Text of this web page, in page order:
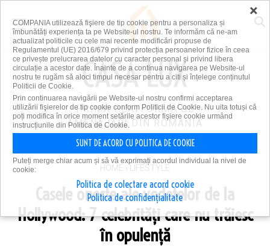
PRIMA PLATFORMĂ DE
AMENAJĂRI DIN ROMÂNIA
HOME LIFESTYLE
Casele oneste ale vedetelor de la
Hollywood: 7 celebrități care nu trăiesc
în opulență
×
COMPANIA utilizează fişiere de tip cookie pentru a personaliza și
îmbunătăți experiența ta pe Website-ul nostru. Te informăm că ne-am
actualizat politicile cu cele mai recente modificări propuse de
Regulamentul (UE) 2016/679 privind protecția persoanelor fizice în ceea
ce privește prelucrarea datelor cu caracter personal și privind libera
circulație a acestor date. Înainte de a continua navigarea pe Website-ul
nostru te rugăm să aloci timpul necesar pentru a citi și înțelege conținutul
Politicii de Cookie.
Prin continuarea navigării pe Website-ul nostru confirmi acceptarea
utilizării fişierelor de tip cookie conform Politicii de Cookie. Nu uita totuși că
poți modifica în orice moment setările acestor fişiere cookie urmând
instrucțiunile din Politica de Cookie.
SUNT DE ACORD CU POLITICA DE COOKIE
Puteți merge chiar acum și să vă exprimați acordul individual la nivel de
cookie:
Politica de colectare acord cookie
Politica de confidențialitate